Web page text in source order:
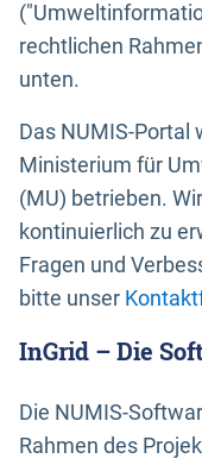
rechtlichen
unten.
Das NUMIS-Portal
Ministerium für
(MU) betrieben.
kontinuierlich zu
Fragen und
bitte unser
InGrid – Die
Die NUMIS-
Rahmen des